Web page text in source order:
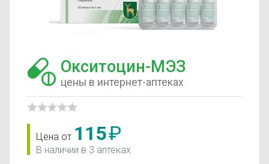
Окситоцин-МЭЗ
цены в интернет-аптеках
Цена от 115₽
В наличии в 3 аптеках